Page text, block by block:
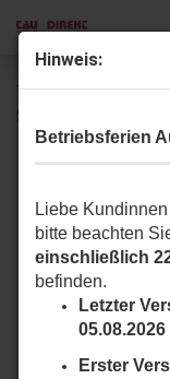
Hinweis:
Betriebsferien
Liebe
bitte beachten
einschließlich
befinden.
Letzter
05.08.2026
Erster
TAU 350T-​
Schiebetore bis